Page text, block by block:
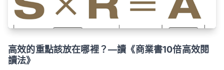
高效的重點該放在哪裡？—讀《商業書10倍高效閱
讀法》